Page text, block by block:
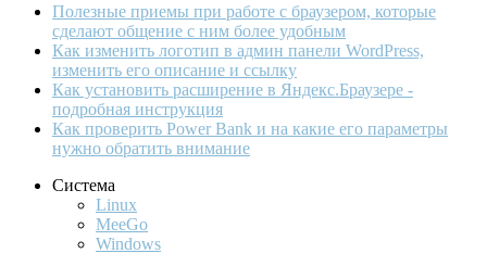
Полезные приемы при работе с браузером, которые
сделают общение с ним более удобным
Как изменить логотип в админ панели WordPress,
изменить его описание и ссылку
Как установить расширение в Яндекс.Браузере -
подробная инструкция
Как проверить Power Bank и на какие его параметры
нужно обратить внимание
Система
Linux
MeeGo
Windows